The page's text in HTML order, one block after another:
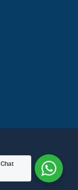
Chat